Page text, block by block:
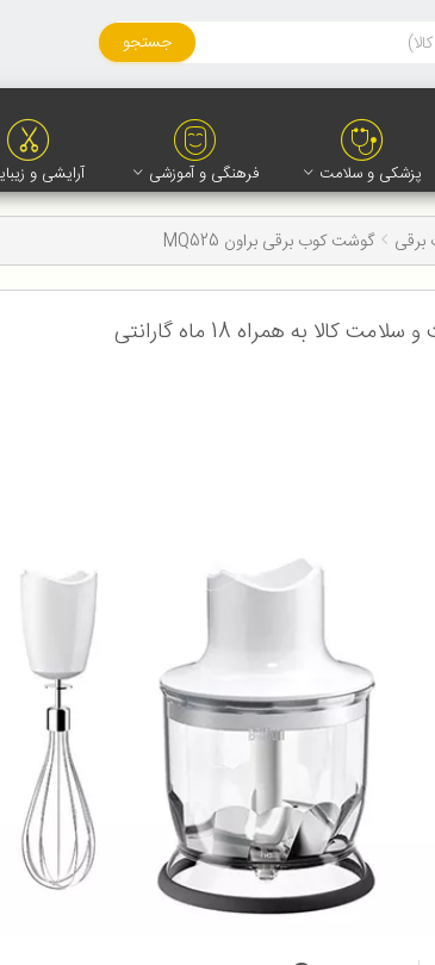
جستجو
پزشکی و سلامت فرهنگی و آموزشی آرایشی و
گوشت کوب برقی براون MQ525